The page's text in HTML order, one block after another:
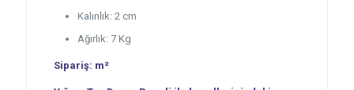
Kalınlık: 2 cm
Ağırlık: 7 Kg
Sipariş: m²